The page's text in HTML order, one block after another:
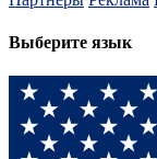
Выберите язык